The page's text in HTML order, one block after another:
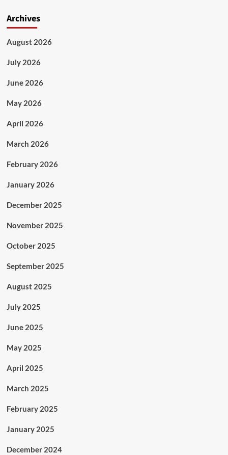
Archives
August 2026
July 2026
June 2026
May 2026
April 2026
March 2026
February 2026
January 2026
December 2025
November 2025
October 2025
September 2025
August 2025
July 2025
June 2025
May 2025
April 2025
March 2025
February 2025
January 2025
December 2024